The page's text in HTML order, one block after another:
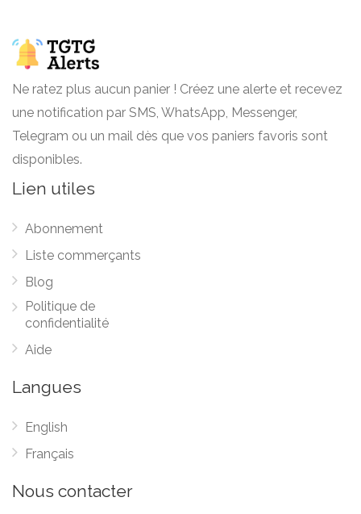
A festive must - Simply slice, serve,
savour!
Ne ratez plus aucun panier ! Créez une alerte et recevez
une notification par SMS, WhatsApp, Messenger,
Telegram ou un mail dès que vos paniers favoris sont
disponibles.
Lien utiles
Abonnement
Liste commerçants
Blog
Politique de
confidentialité
Aide
Langues
English
Français
Nous contacter